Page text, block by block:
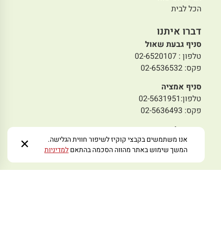
הכל לבית
דברו איתנו
סניף גבעת שאול
טלפון : 02-6520107
פקס: 02-6536532
סניף אמציה
טלפון:02-5631951
פקס: 02-5636493
סניף תלפיות
טלפון:02-6730008
פקס: 02-6731008
סניף מבשרת
אנו משתמשים בקבצי קוקיז לשיפור חווית הגלישה.
המשך שימוש באתר מהווה הסכמה בהתאםלמדיניות ✕